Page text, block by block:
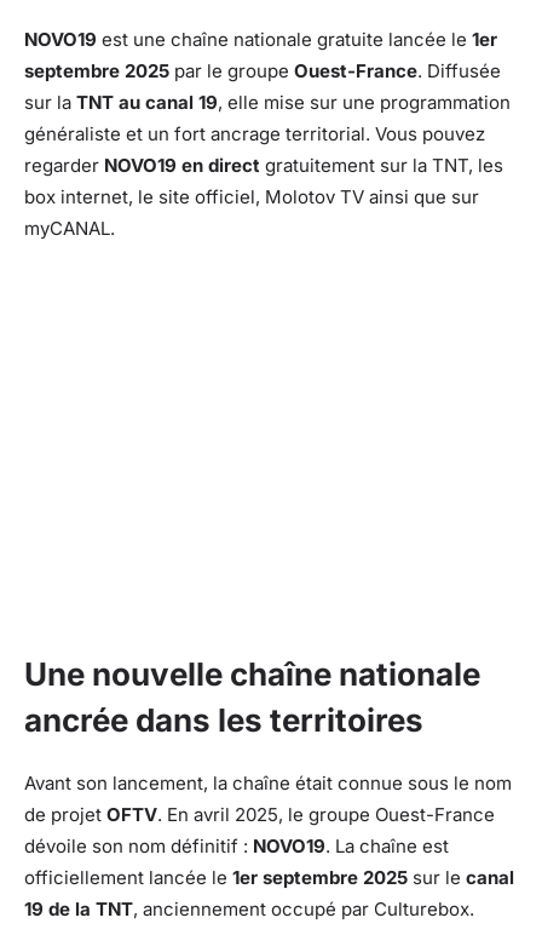
NOVO19 est une chaîne nationale gratuite lancée le 1er
septembre 2025 par le groupe Ouest-France. Diffusée
sur la TNT au canal 19, elle mise sur une programmation
généraliste et un fort ancrage territorial. Vous pouvez
regarder NOVO19 en direct gratuitement sur la TNT, les
box internet, le site officiel, Molotov TV ainsi que sur
myCANAL.
Une nouvelle chaîne nationale
ancrée dans les territoires
Avant son lancement, la chaîne était connue sous le nom
de projet OFTV. En avril 2025, le groupe Ouest-France
dévoile son nom définitif : NOVO19. La chaîne est
officiellement lancée le 1er septembre 2025 sur le canal
19 de la TNT, anciennement occupé par Culturebox.